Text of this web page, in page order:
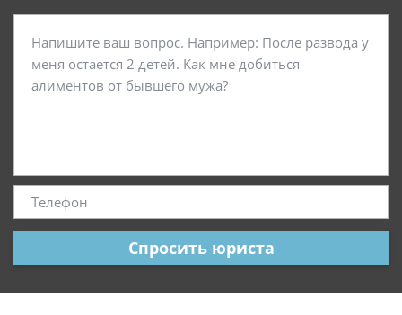
Спросить юриста